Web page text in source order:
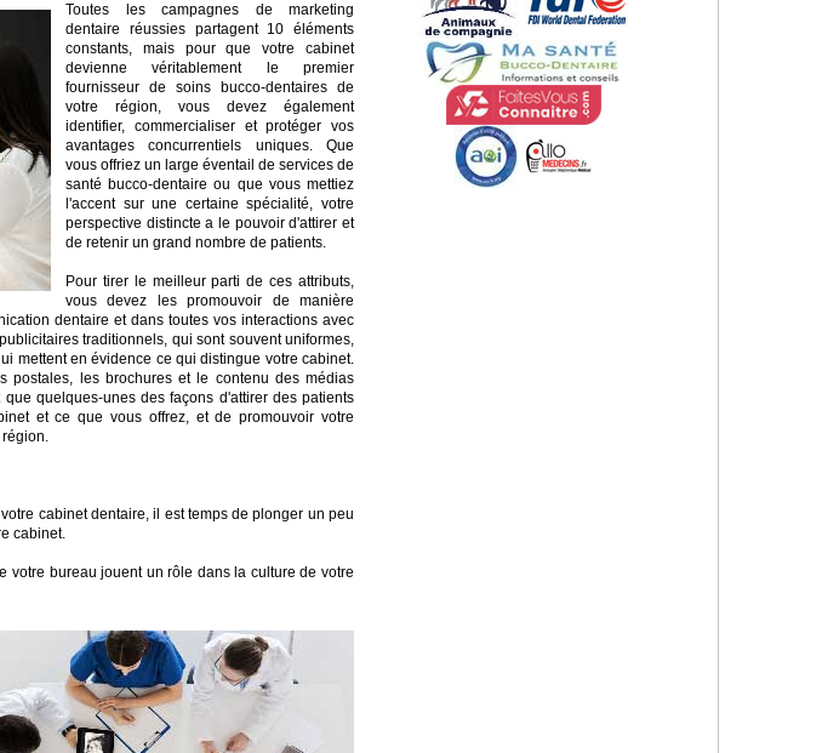
Toutes les campagnes de marketing
dentaire réussies partagent 10 éléments
constants, mais pour que votre cabinet
devienne véritablement le premier
fournisseur de soins bucco-dentaires de
votre région, vous devez également
identifier, commercialiser et protéger vos
avantages concurrentiels uniques. Que
vous offriez un large éventail de services de
santé bucco-dentaire ou que vous mettiez
l'accent sur une certaine spécialité, votre
perspective distincte a le pouvoir d'attirer et
de retenir un grand nombre de patients.
Pour tirer le meilleur parti de ces attributs,
vous devez les promouvoir de manière
dentaire et dans toutes vos interactions avec
traditionnels, qui sont souvent uniformes,
mettent en évidence ce qui distingue votre cabinet.
postales, les brochures et le contenu des médias
quelques-unes des façons d'attirer des patients
et ce que vous offrez, et de promouvoir votre
cabinet dentaire, il est temps de plonger un peu
cabinet.
votre bureau jouent un rôle dans la culture de votre